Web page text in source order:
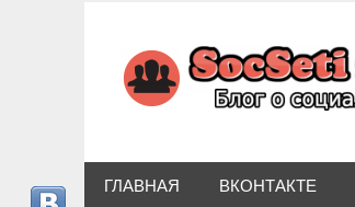
content
ГЛАВНАЯ ВКОНТАКТЕ